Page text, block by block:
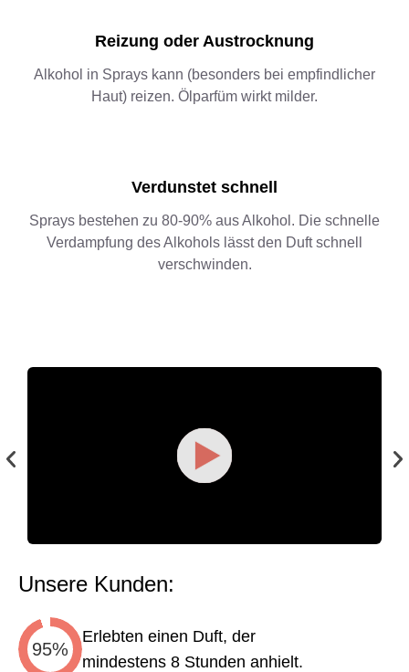
Reizung oder Austrocknung
Alkohol in Sprays kann (besonders bei empfindlicher
Haut) reizen. Ölparfüm wirkt milder.
Verdunstet schnell
Sprays bestehen zu 80-90% aus Alkohol. Die schnelle
Verdampfung des Alkohols lässt den Duft schnell
verschwinden.
Unsere Kunden:
95%
Erlebten einen Duft, der
mindestens 8 Stunden anhielt.